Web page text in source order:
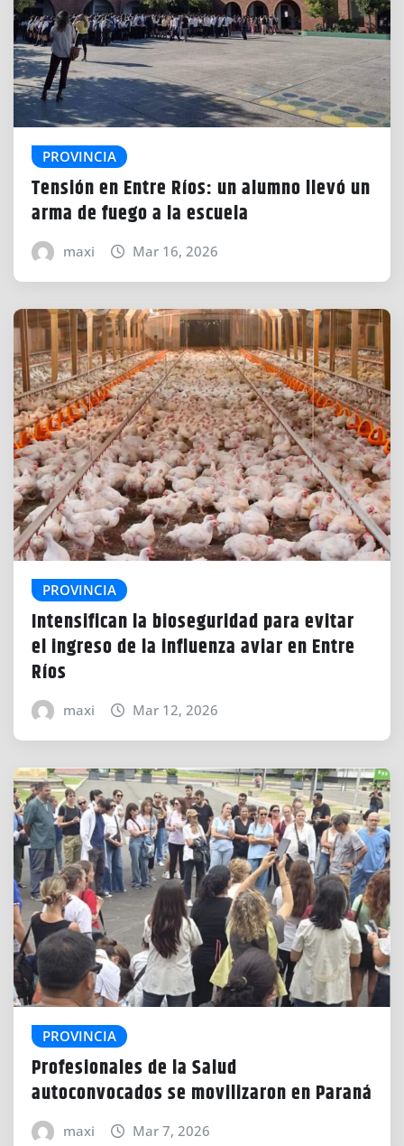
PROVINCIA
Tensión en Entre Ríos: un alumno llevó un
arma de fuego a la escuela
maxi Mar 16, 2026
PROVINCIA
Intensifican la bioseguridad para evitar
el ingreso de la influenza aviar en Entre
Ríos
maxi Mar 12, 2026
PROVINCIA
Profesionales de la Salud
autoconvocados se movilizaron en Paraná
maxi Mar 7, 2026